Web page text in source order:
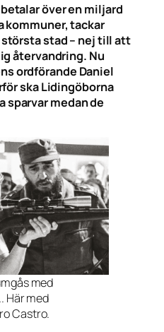
över en miljard
kommuner, tackar
stad – nej till att
återvandring. Nu
ordförande Daniel
ska Lidingöborna
sparvar medan de
med
Här med
Castro.